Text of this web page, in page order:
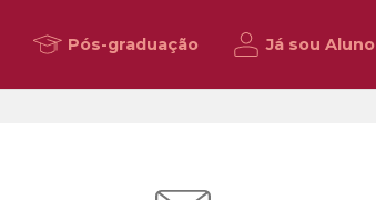
Pós-graduação Já sou Aluno